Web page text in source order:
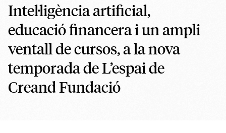
Intel·ligència artificial,
educació financera i un ampli
ventall de cursos, a la nova
temporada de L’espai de
Creand Fundació